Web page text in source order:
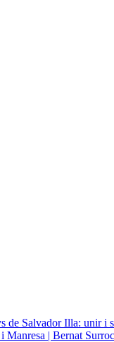
de Salvador Illa: unir i
i Manresa | Bernat